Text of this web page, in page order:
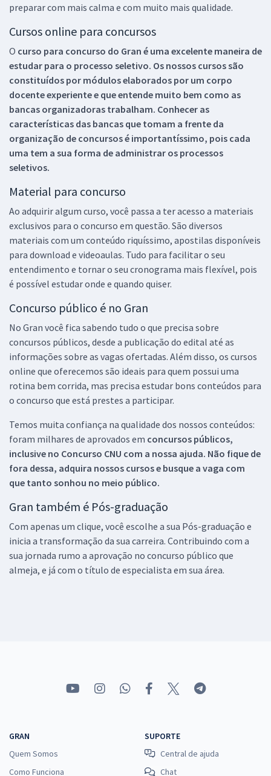
preparar com mais calma e com muito mais qualidade.
Cursos online para concursos
O curso para concurso do Gran é uma excelente maneira de
estudar para o processo seletivo. Os nossos cursos são
constituídos por módulos elaborados por um corpo
docente experiente e que entende muito bem como as
bancas organizadoras trabalham. Conhecer as
características das bancas que tomam a frente da
organização de concursos é importantíssimo, pois cada
uma tem a sua forma de administrar os processos
seletivos.
Material para concurso
Ao adquirir algum curso, você passa a ter acesso a materiais
exclusivos para o concurso em questão. São diversos
materiais com um conteúdo riquíssimo, apostilas disponíveis
para download e videoaulas. Tudo para facilitar o seu
entendimento e tornar o seu cronograma mais flexível, pois
é possível estudar onde e quando quiser.
Concurso público é no Gran
No Gran você fica sabendo tudo o que precisa sobre
concursos públicos, desde a publicação do edital até as
informações sobre as vagas ofertadas. Além disso, os cursos
online que oferecemos são ideais para quem possui uma
rotina bem corrida, mas precisa estudar bons conteúdos para
o concurso que está prestes a participar.
Temos muita confiança na qualidade dos nossos conteúdos:
foram milhares de aprovados em concursos públicos,
inclusive no Concurso CNU com a nossa ajuda. Não fique de
fora dessa, adquira nossos cursos e busque a vaga com
que tanto sonhou no meio público.
Gran também é Pós-graduação
Com apenas um clique, você escolhe a sua Pós-graduação e
inicia a transformação da sua carreira. Contribuindo com a
sua jornada rumo a aprovação no concurso público que
almeja, e já com o título de especialista em sua área.
GRAN
Quem Somos
Como Funciona
SUPORTE
Central de ajuda
Chat